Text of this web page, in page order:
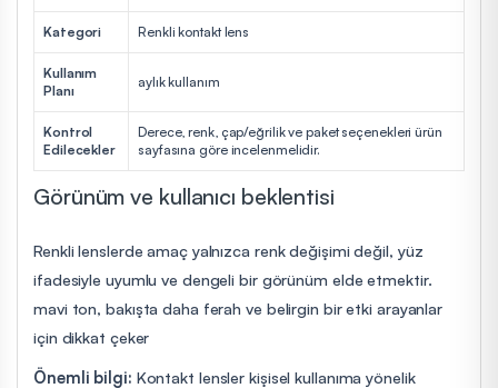
Kategori Renkli kontakt lens
Kullanım
Planı
aylık kullanım
Kontrol
Edilecekler
Derece, renk, çap/eğrilik ve paket seçenekleri ürün
sayfasına göre incelenmelidir.
Görünüm ve kullanıcı beklentisi
Renkli lenslerde amaç yalnızca renk değişimi değil, yüz
ifadesiyle uyumlu ve dengeli bir görünüm elde etmektir.
mavi ton, bakışta daha ferah ve belirgin bir etki arayanlar
için dikkat çeker
Önemli bilgi: Kontakt lensler kişisel kullanıma yönelik